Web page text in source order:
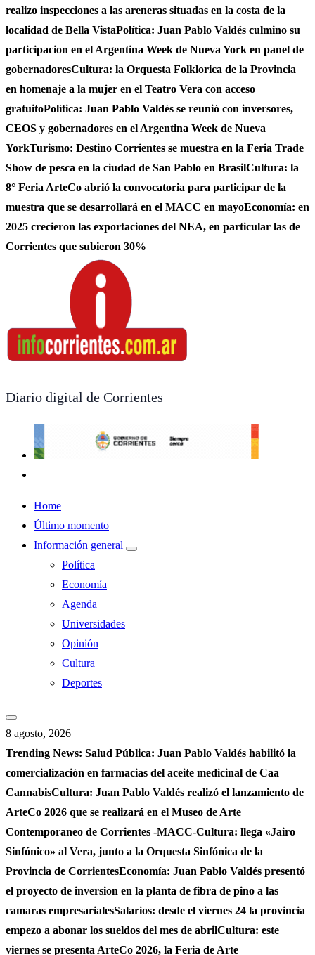
realizo inspecciones a las areneras situadas en la costa de la
localidad de Bella VistaPolítica: Juan Pablo Valdés culmino su
participacion en el Argentina Week de Nueva York en panel de
gobernadoresCultura: la Orquesta Folklorica de la Provincia
en homenaje a la mujer en el Teatro Vera con acceso
gratuitoPolítica: Juan Pablo Valdés se reunió con inversores,
CEOS y gobernadores en el Argentina Week de Nueva
YorkTurismo: Destino Corrientes se muestra en la Feria Trade
Show de pesca en la ciudad de San Pablo en BrasilCultura: la
8° Feria ArteCo abrió la convocatoria para participar de la
muestra que se desarrollará en el MACC en mayoEconomía: en
2025 crecieron las exportaciones del NEA, en particular las de
Corrientes que subieron 30%
Diario digital de Corrientes
Home
Último momento
Información general
Política
Economía
Agenda
Universidades
Opinión
Cultura
Deportes
8 agosto, 2026
Trending News: Salud Pública: Juan Pablo Valdés habilitó la
comercialización en farmacias del aceite medicinal de Caa
CannabisCultura: Juan Pablo Valdés realizó el lanzamiento de
ArteCo 2026 que se realizará en el Museo de Arte
Contemporaneo de Corrientes -MACC-Cultura: llega «Jairo
Sinfónico» al Vera, junto a la Orquesta Sinfónica de la
Provincia de CorrientesEconomía: Juan Pablo Valdés presentó
el proyecto de inversion en la planta de fibra de pino a las
camaras empresarialesSalarios: desde el viernes 24 la provincia
empezo a abonar los sueldos del mes de abrilCultura: este
viernes se presenta ArteCo 2026, la Feria de Arte